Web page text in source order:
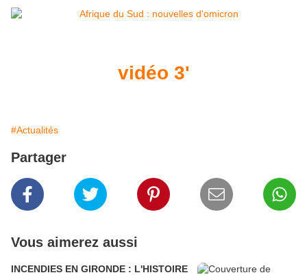
vidéo 3'
#Actualités
Partager
Vous aimerez aussi
INCENDIES EN GIRONDE : L'HISTOIRE